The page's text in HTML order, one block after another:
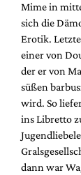
Mime in
sich die
Erotik.
einer von
der er von
süßen
wird. So
ins Libretto
dann war